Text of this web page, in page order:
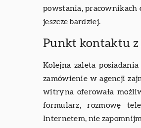
powstania, pracownikach
jeszcze bardziej.
Punkt kontaktu
Kolejna zaleta
zamówienie w agencji
witryna oferowała
formularz, rozmowę
Internetem, nie